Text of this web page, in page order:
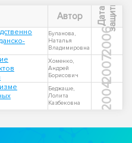
Автор Д
а
т
а
з
а
щ
и
т ы
Буланова,
Наталья
Владимировна
2006
Хоменко,
Андрей
Борисович
2007
Беджаше,
Лолита
Казбековна
2004